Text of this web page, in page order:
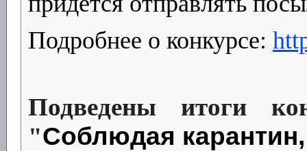
Подробнее о конкурсе:
Подведены итоги
"Соблюдая